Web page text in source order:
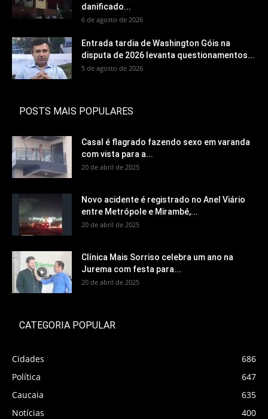
danificado...
6 de agosto de 2026
Entrada tardia de Washington Góis na
disputa de 2026 levanta questionamentos...
5 de agosto de 2026
POSTS MAIS POPULARES
Casal é flagrado fazendo sexo em varanda
com vista para a...
20 de abril de 2025
Novo acidente é registrado no Anel Viário
entre Metrópole e Mirambé,...
20 de abril de 2025
Clínica Mais Sorriso celebra um ano na
Jurema com festa para...
20 de abril de 2025
CATEGORIA POPULAR
Cidades
686
Política
647
Caucaia
635
Notícias
400